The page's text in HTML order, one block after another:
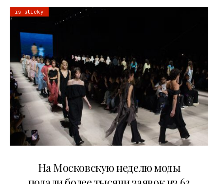
is sticky
На Московскую неделю моды